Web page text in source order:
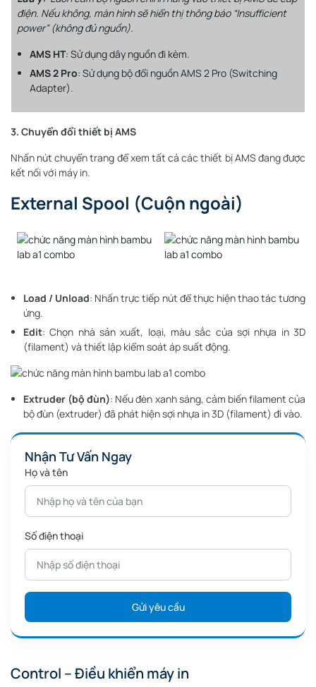
điện. Nếu không, màn hình sẽ hiển thị thông báo “Insufficient
power” (không đủ nguồn).
AMS HT: Sử dụng dây nguồn đi kèm.
AMS 2 Pro: Sử dụng bộ đổi nguồn AMS 2 Pro (Switching
Adapter).
3. Chuyển đổi thiết bị AMS
Nhấn nút chuyển trang để xem tất cả các thiết bị AMS đang được
kết nối với máy in.
External Spool (Cuộn ngoài)
Load / Unload: Nhấn trực tiếp nút để thực hiện thao tác tương
ứng.
Edit: Chọn nhà sản xuất, loại, màu sắc của sợi nhựa in 3D
(filament) và thiết lập kiểm soát áp suất động.
Extruder (bộ đùn): Nếu đèn xanh sáng, cảm biến filament của
bộ đùn (extruder) đã phát hiện sợi nhựa in 3D (filament) đi vào.
Nhận Tư Vấn Ngay
Họ và tên
Số điện thoại
Control – Điều khiển máy in